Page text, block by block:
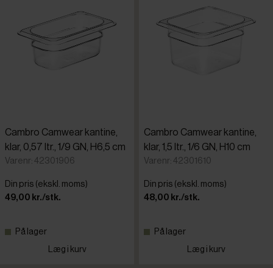
Cambro Camwear kantine,
klar, 0,57 ltr., 1/9 GN, H6,5 cm
Varenr: 42301906
Din pris (ekskl. moms)
49,00 kr./stk.
På lager
Læg i kurv
Cambro Camwear kantine,
klar, 1,5 ltr., 1/6 GN, H10 cm
Varenr: 42301610
Din pris (ekskl. moms)
48,00 kr./stk.
På lager
Læg i kurv